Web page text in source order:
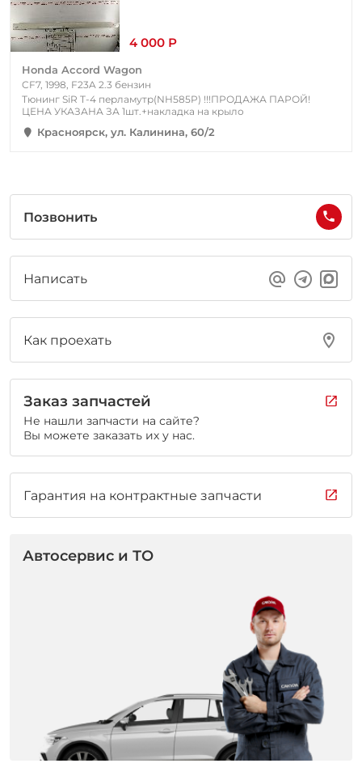
4 000 Р
Honda Accord Wagon
CF7, 1998, F23A 2.3 бензин
Тюнинг SiR T-4 перламутр(NH585P) !!!ПРОДАЖА ПАРОЙ!
ЦЕНА УКАЗАНА ЗА 1шт.+накладка на крыло
Красноярск, ул. Калинина, 60/2
Позвонить
Написать
Как проехать
Заказ запчастей
Не нашли запчасти на сайте?
Вы можете заказать их у нас.
Гарантия на контрактные запчасти
Автосервис и ТО